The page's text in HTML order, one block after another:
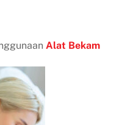
Alat Bekam